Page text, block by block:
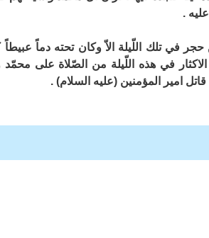
عليه .
في تلك اللّيلة الاّ وكان تحته دماً
الاكثار في هذه اللّيلة من الصّلاة على
امير المؤمنين (عليه السلام) .